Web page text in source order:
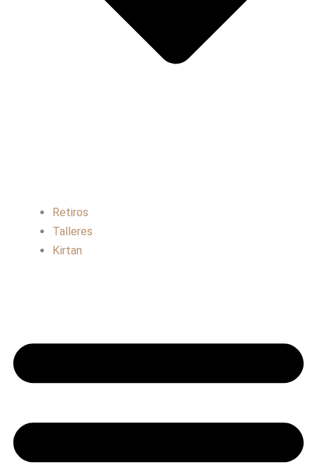
Retiros
Talleres
Kirtan